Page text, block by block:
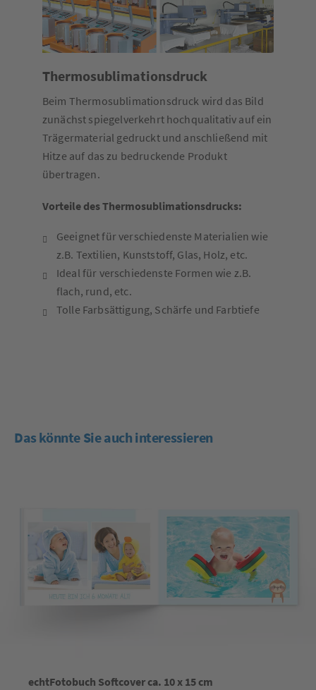
Thermosublimationsdruck
Beim Thermosublimationsdruck wird das Bild
zunächst spiegelverkehrt hochqualitativ auf ein
Trägermaterial gedruckt und anschließend mit
Hitze auf das zu bedruckende Produkt
übertragen.
Vorteile des Thermosublimationsdrucks:
Geeignet für verschiedenste Materialien wie
z.B. Textilien, Kunststoff, Glas, Holz, etc.
Ideal für verschiedenste Formen wie z.B.
flach, rund, etc.
Tolle Farbsättigung, Schärfe und Farbtiefe
Das könnte Sie auch interessieren
echtFotobuch Softcover ca. 10 x 15 cm